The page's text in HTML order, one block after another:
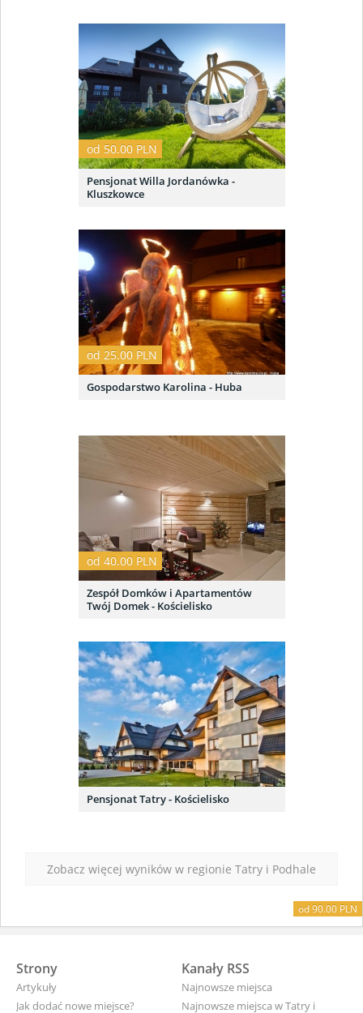
od 40.00 PLN
od 70.00 PLN
od 55.00 PLN
od 50.00 PLN
Pensjonat Willa Jordanówka -
Kluszkowce
od 25.00 PLN
Gospodarstwo Karolina - Huba
od 40.00 PLN
Zespół Domków i Apartamentów
Twój Domek - Kościelisko
od 90.00 PLN
Pensjonat Tatry - Kościelisko
Zobacz więcej wyników w regionie Tatry i Podhale
Strony
Artykuły
Jak dodać nowe miejsce?
Kanały RSS
Najnowsze miejsca
Najnowsze miejsca w Tatry i